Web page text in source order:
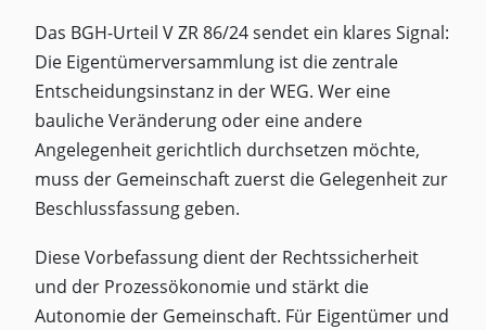
Das BGH-Urteil V ZR 86/24 sendet ein klares Signal:
Die Eigentümerversammlung ist die zentrale
Entscheidungsinstanz in der WEG. Wer eine
bauliche Veränderung oder eine andere
Angelegenheit gerichtlich durchsetzen möchte,
muss der Gemeinschaft zuerst die Gelegenheit zur
Beschlussfassung geben.
Diese Vorbefassung dient der Rechtssicherheit
und der Prozessökonomie und stärkt die
Autonomie der Gemeinschaft. Für Eigentümer und